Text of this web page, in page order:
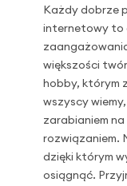
Każdy dobrze
internetowy to
większości
hobby, którym
wszyscy
zarabianiem
rozwiązaniem.
dzięki którym
osiągnąć.